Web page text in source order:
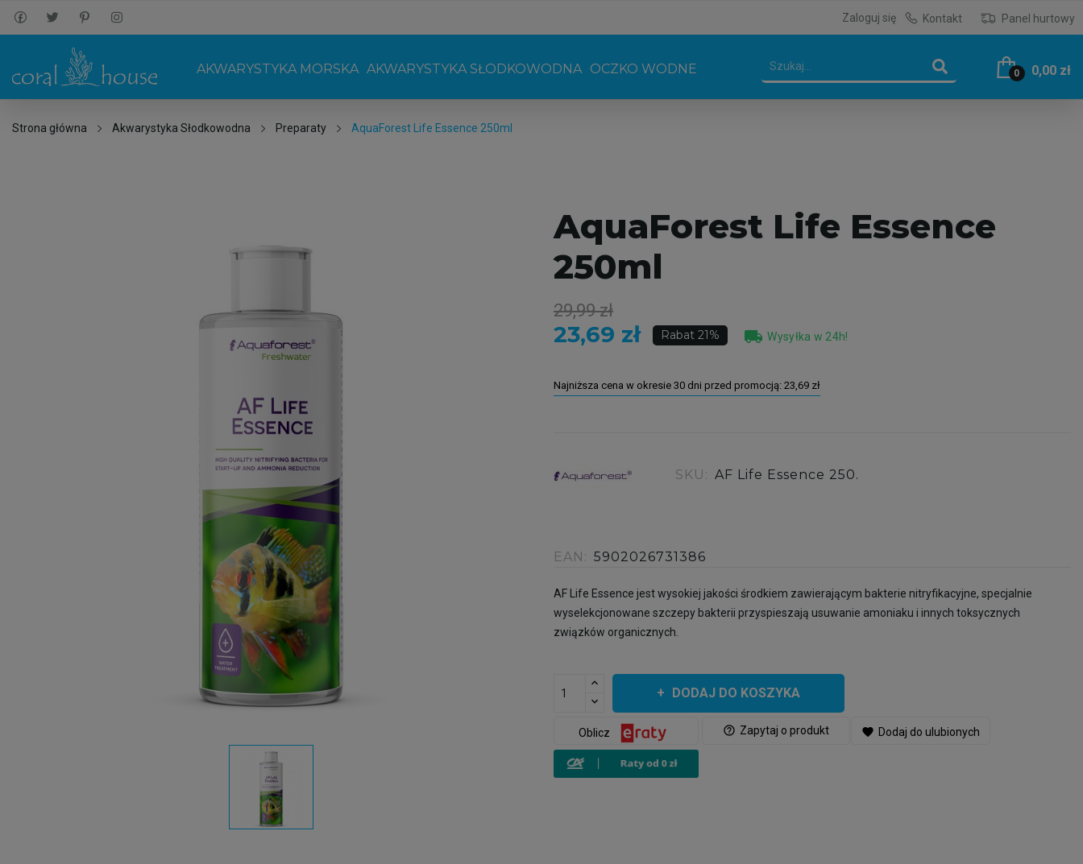
Zaloguj się Kontakt Panel hurtowy
AKWARYSTYKA MORSKA AKWARYSTYKA SŁODKOWODNA OCZKO WODNE 0 0,00 zł
Strona główna Akwarystyka Słodkowodna Preparaty AquaForest Life Essence 250ml
AquaForest Life Essence
250ml
29,99 zł
23,69 zł Rabat 21% local_shipping Wysyłka w 24h!
Najniższa cena w okresie 30 dni przed promocją: 23,69 zł
SKU: AF Life Essence 250.
EAN: 5902026731386
AF Life Essence jest wysokiej jakości środkiem zawierającym bakterie nitryfikacyjne, specjalnie
wyselekcjonowane szczepy bakterii przyspieszają usuwanie amoniaku i innych toksycznych
związków organicznych.
DODAJ DO KOSZYKA
help_outline Zapytaj o produkt
Oblicz favorite Dodaj do ulubionych